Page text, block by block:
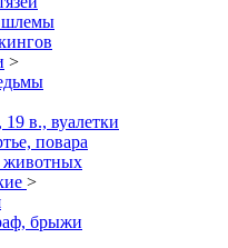
>
в., вуалетки
повара
животных
>
брыжи